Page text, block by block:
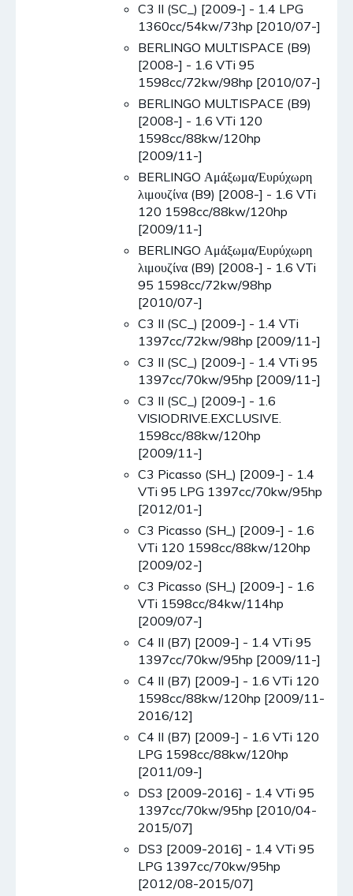
C3 II (SC_) [2009-] - 1.4 LPG
1360cc/54kw/73hp [2010/07-]
BERLINGO MULTISPACE (B9)
[2008-] - 1.6 VTi 95
1598cc/72kw/98hp [2010/07-]
BERLINGO MULTISPACE (B9)
[2008-] - 1.6 VTi 120
1598cc/88kw/120hp
[2009/11-]
BERLINGO Αμάξωμα/Ευρύχωρη
λιμουζίνα (B9) [2008-] - 1.6 VTi
120 1598cc/88kw/120hp
[2009/11-]
BERLINGO Αμάξωμα/Ευρύχωρη
λιμουζίνα (B9) [2008-] - 1.6 VTi
95 1598cc/72kw/98hp
[2010/07-]
C3 II (SC_) [2009-] - 1.4 VTi
1397cc/72kw/98hp [2009/11-]
C3 II (SC_) [2009-] - 1.4 VTi 95
1397cc/70kw/95hp [2009/11-]
C3 II (SC_) [2009-] - 1.6
VISIODRIVE.EXCLUSIVE.
1598cc/88kw/120hp
[2009/11-]
C3 Picasso (SH_) [2009-] - 1.4
VTi 95 LPG 1397cc/70kw/95hp
[2012/01-]
C3 Picasso (SH_) [2009-] - 1.6
VTi 120 1598cc/88kw/120hp
[2009/02-]
C3 Picasso (SH_) [2009-] - 1.6
VTi 1598cc/84kw/114hp
[2009/07-]
C4 II (B7) [2009-] - 1.4 VTi 95
1397cc/70kw/95hp [2009/11-]
C4 II (B7) [2009-] - 1.6 VTi 120
1598cc/88kw/120hp [2009/11-
2016/12]
C4 II (B7) [2009-] - 1.6 VTi 120
LPG 1598cc/88kw/120hp
[2011/09-]
DS3 [2009-2016] - 1.4 VTi 95
1397cc/70kw/95hp [2010/04-
2015/07]
DS3 [2009-2016] - 1.4 VTi 95
LPG 1397cc/70kw/95hp
[2012/08-2015/07]